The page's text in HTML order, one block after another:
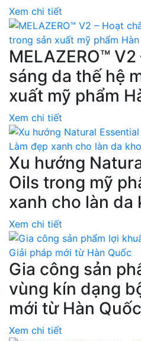
Xem chi tiết
MELAZERO™
sáng da thế hệ
xuất mỹ phẩm
Xem chi tiết
Xu hướng
Oils trong mỹ
xanh cho làn da
Xem chi tiết
Gia công sản
vùng kín dạng
mới từ Hàn Quốc
Xem chi tiết